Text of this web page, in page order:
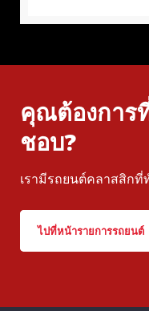
คุณต้องกา
ชอบ?
เรามีรถยนต์คลาสสิก
ไปที่หน้ารายการรถยนต์